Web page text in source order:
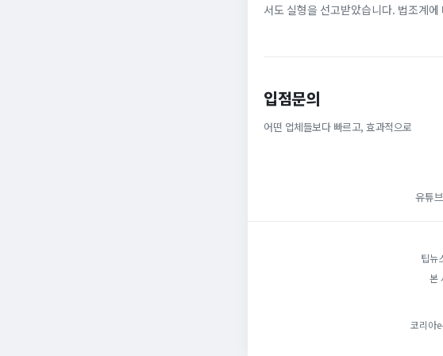
서도 실형을 선고받았습니다. 법조계
입점문의
어떤 업체들보다 빠르고, 효과적으로
유튜
팁뉴
본
코리아